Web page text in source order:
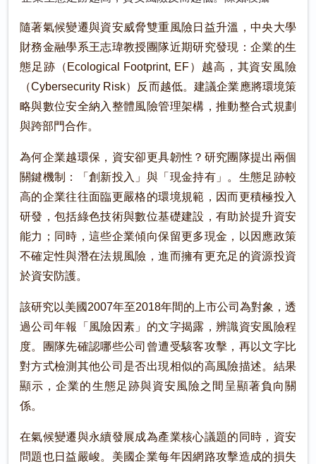
隨著氣候變遷與資安威脅雙重風險日益升溫，中央大學
財務金融學系王志瑋教授團隊近期研究發現：企業的生
態足跡（Ecological Footprint, EF）越高，其資安風險
（Cybersecurity Risk）反而越低。建議企業應將環境策
略與數位安全納入整體風險管理架構，推動整合式規劃
與跨部門合作。
為何企業越環保，資安卻更具韌性？研究團隊提出兩個
關鍵機制：「創新投入」與「現金持有」。生態足跡較
高的企業往往面臨更嚴格的環境規範，因而更積極投入
研發，包括綠色技術與數位基礎建設，有助於提升資安
能力；同時，這些企業傾向保留更多現金，以因應政策
不確定性與潛在法規風險，進而擁有更充足的資源投資
於資安防護。
該研究以美國2007年至2018年間的上市公司為對象，透
過公司年報「風險因素」的文字揭露，辨識資安風險程
度。團隊先確認哪些公司曾遭受駭客攻擊，再以文字比
對方式檢測其他公司是否出現相似的高風險描述。結果
顯示，企業的生態足跡與資安風險之間呈顯著負向關
係。
在氣候變遷與永續發展成為產業核心議題的同時，資安
問題也日益嚴峻。美國企業每年因網路攻擊造成的損失